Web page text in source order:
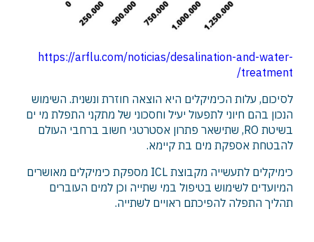
https://arflu.com/noticias/desalination-and-water-
treatment/
לסיכום, עלות הכימיקלים היא הוצאה חוזרת ונשנית. השימוש
הנכון בהם חיוני לתפעול יעיל וחסכוני של מתקני התפלת מי ים
בשיטת RO, שתישאר פתרון אסטרטגי חשוב ברחבי העולם
להבטחת אספקת מים בת קיימא.
כימיקלים לתעשייה מקבוצת ICL מספקת כימיקלים מאושרים
המיועדים לשימוש בטיפול במי שתייה וכן למים העוברים
תהליך התפלה להפיכתם ראויים לשתייה.